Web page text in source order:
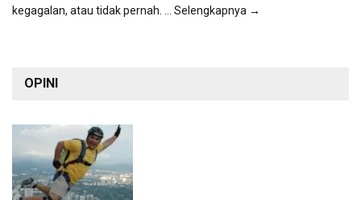
kegagalan, atau tidak pernah.
... Selengkapnya →
OPINI